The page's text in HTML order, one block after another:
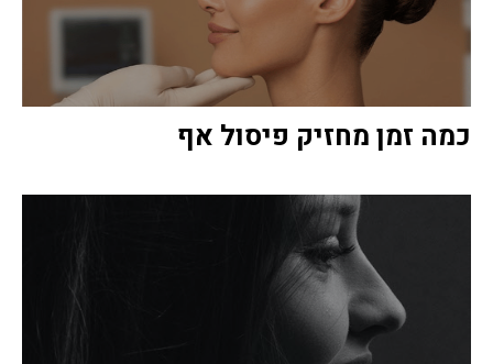
כמה זמן מחזיק פיסול אף